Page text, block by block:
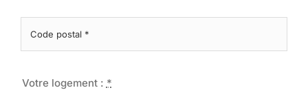
Votre logement : *